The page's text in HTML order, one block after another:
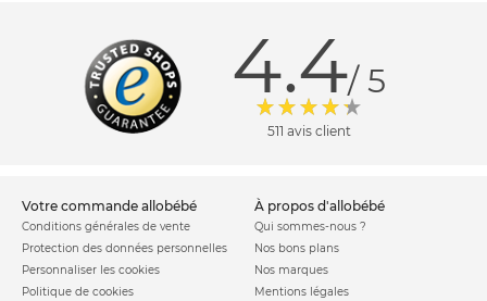
4.4/ 5
511 avis client
votre commande allobébé
Conditions générales de vente
Protection des données personnelles
Personnaliser les cookies
Politique de cookies
à propos d'allobébé
Qui sommes-nous ?
Nos bons plans
Nos marques
Mentions légales